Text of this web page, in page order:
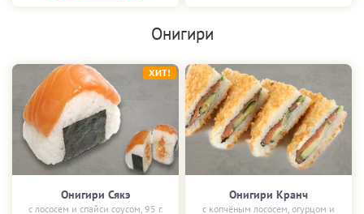
Онигири
Онигири Сякэ
с лососем и спайси соусом, 95 г.
ХИТ!
Онигири Кранч
с копчёным лососем, огурцом и